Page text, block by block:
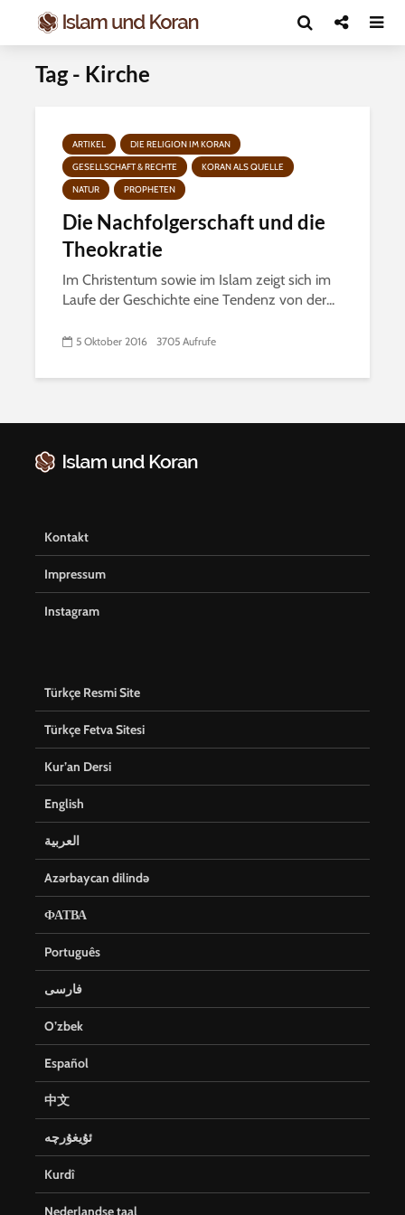
Tag - Kirche
ARTIKEL
DIE RELIGION IM KORAN
GESELLSCHAFT & RECHTE
KORAN ALS QUELLE
NATUR
PROPHETEN
Die Nachfolgerschaft und die
Theokratie
Im Christentum sowie im Islam zeigt sich im
Laufe der Geschichte eine Tendenz von der...
5 Oktober 2016 3705 Aufrufe
Kontakt
Impressum
Instagram
Türkçe Resmi Site
Türkçe Fetva Sitesi
Kur’an Dersi
English
العربية
Azərbaycan dilində
ФАТВА
Português
فارسی
O’zbek
Español
中文
ئۇيغۇرچە
Kurdî
Nederlandse taal